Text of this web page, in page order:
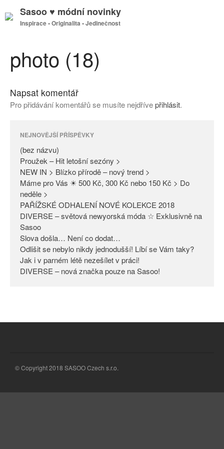
Proužek – Hit letošní sezóny >
Kč nebo 150 Kč > Do neděle >
PAŘÍŽSKÉ ODHALENÍ NOVÉ
KOLEKCE 2018
móda ☆ Exklusivně na Sasoo
Odlišit se nebylo nikdy
jednodušší! Líbí se Vám taky?
Jak i v parném létě nezešílet v
práci!
Sasoo ♥ módní novinky
Inspirace • Originalita • Jedinečnost
photo (18)
Napsat komentář
Pro přidávání komentářů se musíte nejdřívepřihlásit.
NEJNOVĚJŠÍ PŘÍSPĚVKY
(bez názvu)
Proužek – Hit letošní sezóny >
NEW IN > Blízko přírodě – nový trend >
Máme pro Vás ☀ 500 Kč, 300 Kč nebo 150 Kč > Do
neděle >
PAŘÍŽSKÉ ODHALENÍ NOVÉ KOLEKCE 2018
DIVERSE – světová newyorská móda ☆ Exklusivně na
Sasoo
Slova došla… Není co dodat…
Odlišit se nebylo nikdy jednodušší! Líbí se Vám taky?
Jak i v parném létě nezešílet v práci!
DIVERSE – nová značka pouze na Sasoo!
© Copyright 2018 SASOO Czech s.r.o.